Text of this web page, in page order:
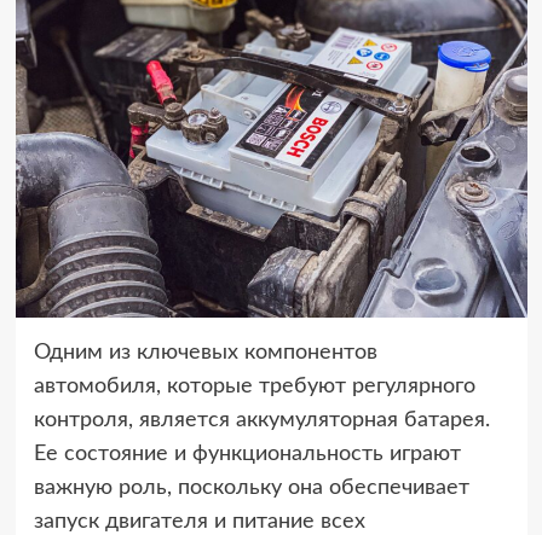
Одним из ключевых компонентов
автомобиля, которые требуют регулярного
контроля, является аккумуляторная батарея.
Ее состояние и функциональность играют
важную роль, поскольку она обеспечивает
запуск двигателя и питание всех